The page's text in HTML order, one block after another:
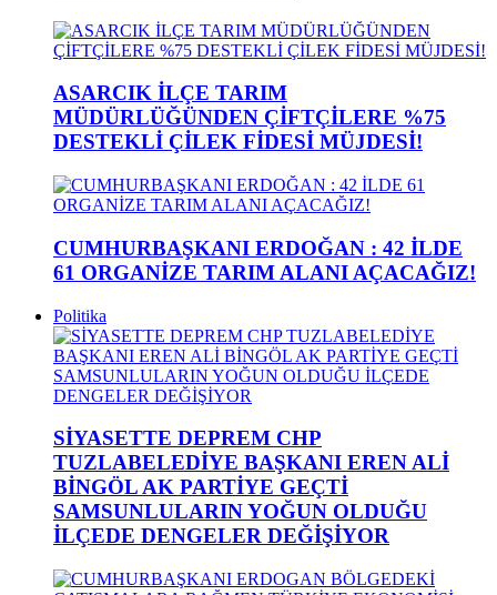
ASARCIK İLÇE TARIM
MÜDÜRLÜĞÜNDEN ÇİFTÇİLERE %75
DESTEKLİ ÇİLEK FİDESİ MÜJDESİ!
CUMHURBAŞKANI ERDOĞAN : 42 İLDE
61 ORGANİZE TARIM ALANI AÇACAĞIZ!
Politika
SİYASETTE DEPREM CHP
TUZLABELEDİYE BAŞKANI EREN ALİ
BİNGÖL AK PARTİYE GEÇTİ
SAMSUNLULARIN YOĞUN OLDUĞU
İLÇEDE DENGELER DEĞİŞİYOR